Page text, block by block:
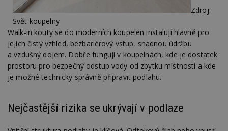
Zdroj:
Svět koupelny
Walk-in kouty se do moderních koupelen instalují hlavně pro
jejich čistý vzhled, bezbariérový vstup, snadnou údržbu
a vzdušný dojem. Dobře fungují v koupelnách, kde je dostatek
prostoru pro bezpečný odstup vody od zbytku místnosti a kde
je možné technicky správně připravit podlahu.
Nejčastější rizika se ukrývají v podlaze